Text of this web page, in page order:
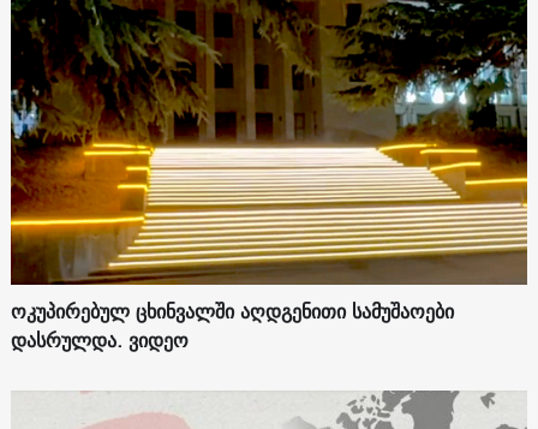
ოკუპირებულ ცხინვალში აღდგენითი სამუშაოები
დასრულდა. ვიდეო